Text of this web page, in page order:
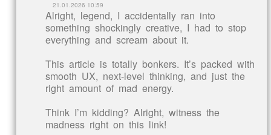
21.01.2026 10:59
Alright, legend, I accidentally ran into
something shockingly creative, I had to stop
everything and scream about it.
This article is totally bonkers. It’s packed with
smooth UX, next-level thinking, and just the
right amount of mad energy.
Think I’m kidding? Alright, witness the
madness right on this link!